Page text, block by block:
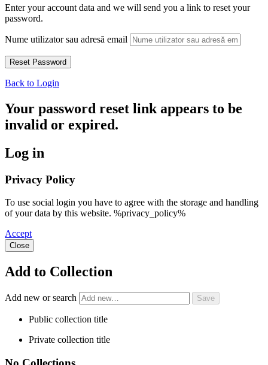
Enter your account data and we will send you a link to reset your
password.
Nume utilizator sau adresă email
Back to Login
Your password reset link appears to be
invalid or expired.
Log in
Privacy Policy
To use social login you have to agree with the storage and handling
of your data by this website. %privacy_policy%
Accept
Close
Add to Collection
Add new or search
Public collection title
Private collection title